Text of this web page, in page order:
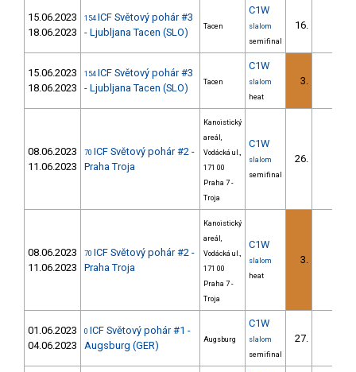
15.06.2023
18.06.2023
154 ICF Světový pohár #3
- Ljubljana Tacen (SLO)
Tacen
C1W
slalom
semifinal
16.
15.06.2023
18.06.2023
154 ICF Světový pohár #3
- Ljubljana Tacen (SLO)
Tacen
C1W
slalom
heat
3.
08.06.2023
11.06.2023
70 ICF Světový pohár #2 -
Praha Troja
Kanoistický
areál,
Vodácká ul.,
171 00
Praha 7 -
Troja
C1W
slalom
semifinal
26.
08.06.2023
11.06.2023
70 ICF Světový pohár #2 -
Praha Troja
Kanoistický
areál,
Vodácká ul.,
171 00
Praha 7 -
Troja
C1W
slalom
heat
3.
01.06.2023
04.06.2023
0 ICF Světový pohár #1 -
Augsburg (GER)
Augsburg
C1W
slalom
semifinal
27.